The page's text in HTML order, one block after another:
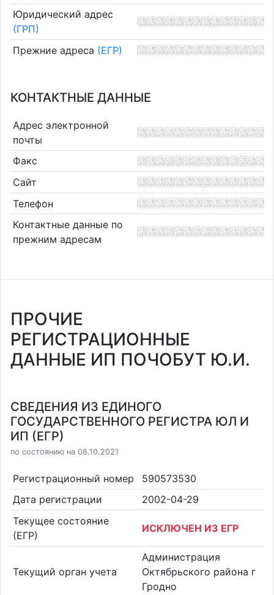
Юридический адрес
(ГРП)
Прежние адреса (ЕГР)
КОНТАКТНЫЕ ДАННЫЕ
Адрес электронной
почты
Факс
Сайт
Телефон
Контактные данные по
прежним адресам
ПРОЧИЕ
РЕГИСТРАЦИОННЫЕ
ДАННЫЕ ИП ПОЧОБУТ Ю.И.
СВЕДЕНИЯ ИЗ ЕДИНОГО
ГОСУДАРСТВЕННОГО РЕГИСТРА ЮЛ И
ИП (ЕГР)
по состоянию на 08.10.2021
Регистрационный номер
590573530
Дата регистрации
2002-04-29
Текущее состояние
(ЕГР)
ИСКЛЮЧЕН ИЗ ЕГР
Текущий орган учета
Администрация
Октябрьского района г
Гродно